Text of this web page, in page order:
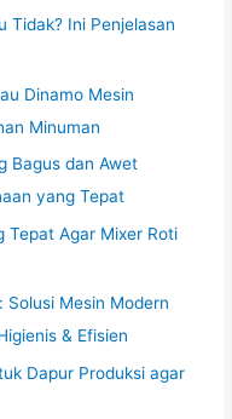
Tidak? Ini Penjelasan
Dinamo Mesin
Minuman
Bagus dan Awet
yang Tepat
Tepat Agar Mixer Roti
Solusi Mesin Modern
& Efisien
Dapur Produksi agar